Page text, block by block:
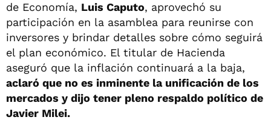
de Economía, Luis Caputo, aprovechó su
participación en la asamblea para reunirse con
inversores y brindar detalles sobre cómo seguirá
el plan económico. El titular de Hacienda
aseguró que la inflación continuará a la baja,
aclaró que no es inminente la unificación de los
mercados y dijo tener pleno respaldo político de
Javier Milei.